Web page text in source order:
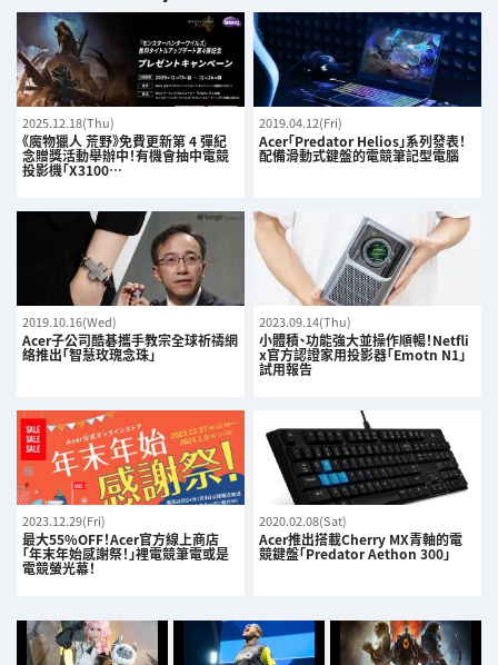
2025.12.18(Thu)
《魔物獵人 荒野》免費更新第 4 彈紀
念贈獎活動舉辦中！有機會抽中電競
投影機「X3100…
2019.04.12(Fri)
Acer「Predator Helios」系列發表！
配備滑動式鍵盤的電競筆記型電腦
2019.10.16(Wed)
Acer子公司酷碁攜手教宗全球祈禱網
絡推出「智慧玫瑰念珠」
2023.09.14(Thu)
小體積、功能強大並操作順暢！Netfli
x官方認證家用投影器「Emotn N1」
試用報告
2023.12.29(Fri)
最大55%OFF！Acer官方線上商店
「年末年始感謝祭！」裡電競筆電或是
電競螢光幕！
2020.02.08(Sat)
Acer推出搭載Cherry MX青軸的電
競鍵盤「Predator Aethon 300」